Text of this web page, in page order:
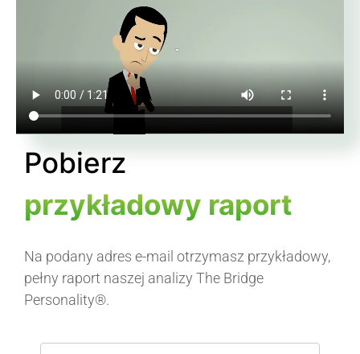
Pobierz
przykładowy raport
Na podany adres e-mail otrzymasz przykładowy,
pełny raport naszej analizy The Bridge
Personality®.